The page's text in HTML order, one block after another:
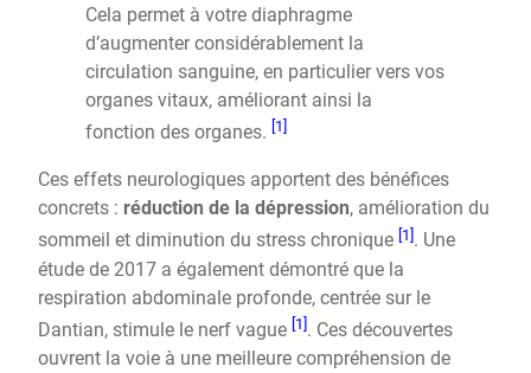
Cela permet à votre diaphragme
d’augmenter considérablement la
circulation sanguine, en particulier vers vos
organes vitaux, améliorant ainsi la
fonction des organes. [1]
Ces effets neurologiques apportent des bénéfices
concrets : réduction de la dépression, amélioration du
sommeil et diminution du stress chronique [1]. Une
étude de 2017 a également démontré que la
respiration abdominale profonde, centrée sur le
Dantian, stimule le nerf vague [1]. Ces découvertes
ouvrent la voie à une meilleure compréhension de